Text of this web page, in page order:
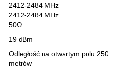
2412-2484 MHz
2412-2484 MHz
50Ω
19 dBm
Odległość na otwartym polu 250
metrów